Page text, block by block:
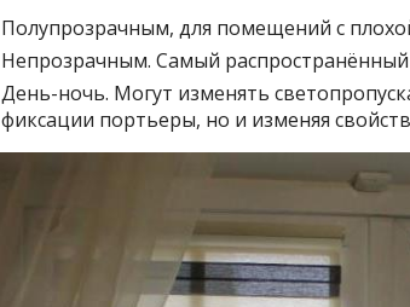
Полупрозрачным, для помещений с
Непрозрачным. Самый распространённый
День-ночь. Могут изменять
фиксации портьеры, но и изменяя